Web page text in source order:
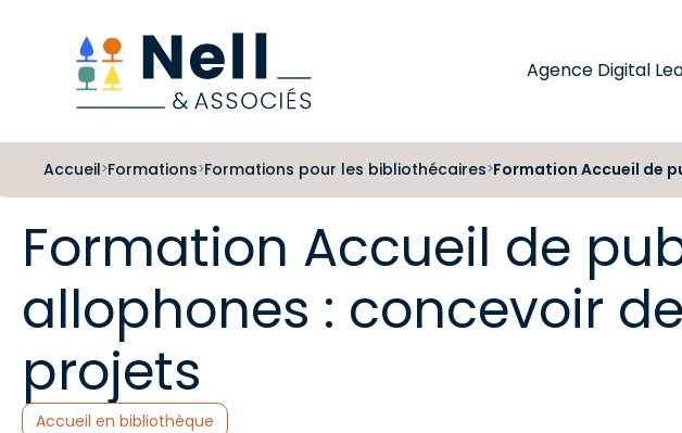
Agence Digital
Accueil>Formations>Formations pour les bibliothécaires>Formation Accueil de
Formation Accueil de
allophones : concevoir
projets
Catégories :
Accueil en bibliothèque